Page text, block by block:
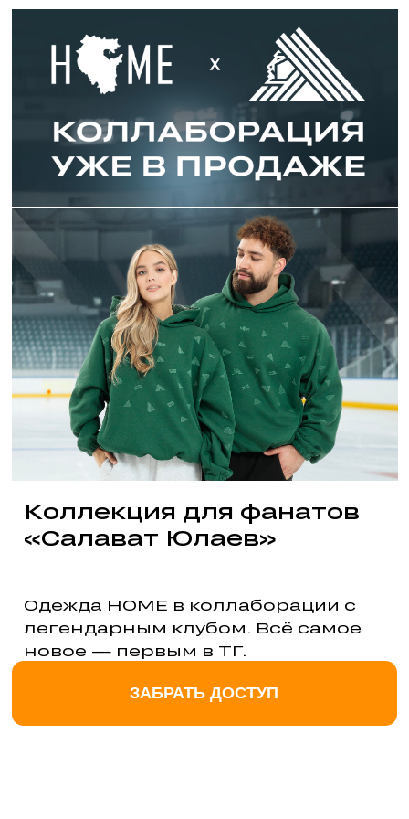
Коллекция для фанатов
«Салават Юлаев»
Одежда HOME в коллаборации с
новое — первым в ТГ.
ЗАБРАТЬ ДОСТУП